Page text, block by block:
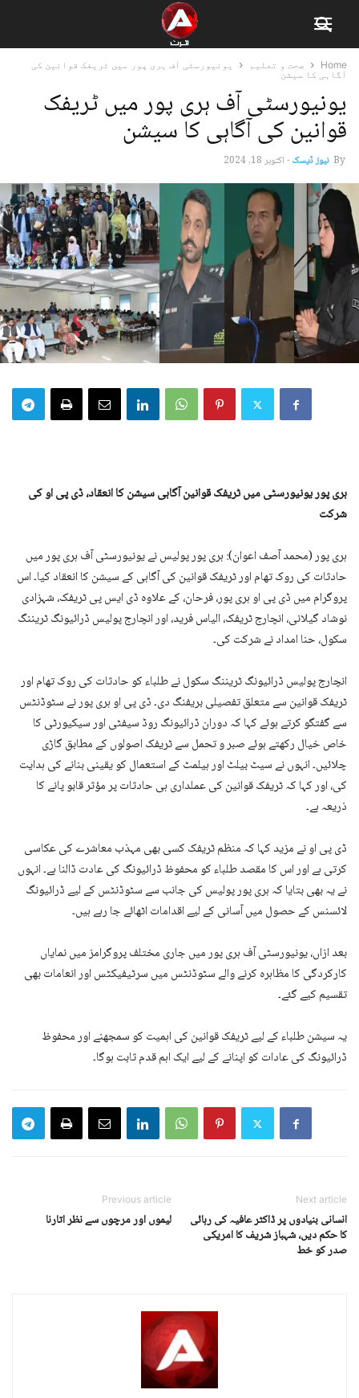
Home صحت و تعلیم
یونیورسٹی آف ہری پور میں ٹریفک قوانین کی
آگاہی کا سیشن
یونیورسٹی آف ہری پور میں ٹریفک
قوانین کی آگاہی کا سیشن
By نیوز ڈیسک-اکتوبر 18, 2024
ہری پور یونیورسٹی میں ٹریفک قوانین آگاہی سیشن کا انعقاد، ڈی پی او کی
شرکت
ہری پور (محمد آصف اعوان): ہری پور پولیس نے یونیورسٹی آف ہری پور میں
حادثات کی روک تھام اور ٹریفک قوانین کی آگاہی کے سیشن کا انعقاد کیا۔ اس
پروگرام میں ڈی پی او ہری پور، فرحان، کے علاوہ ڈی ایس پی ٹریفک، شہزادی
نوشاد گیلانی، انچارج ٹریفک، الیاس فرید، اور انچارج پولیس ڈرائیونگ ٹریننگ
سکول، حنا امداد نے شرکت کی۔
انچارج پولیس ڈرائیونگ ٹریننگ سکول نے طلباء کو حادثات کی روک تھام اور
ٹریفک قوانین سے متعلق تفصیلی بریفنگ دی۔ ڈی پی او ہری پور نے سٹوڈنٹس
سے گفتگو کرتے ہوئے کہا کہ دوران ڈرائیونگ روڈ سیفٹی اور سیکیورٹی کا
خاص خیال رکھتے ہوئے صبر و تحمل سے ٹریفک اصولوں کے مطابق گاڑی
چلائیں۔ انہوں نے سیٹ بیلٹ اور ہیلمٹ کے استعمال کو یقینی بنانے کی ہدایت
کی، اور کہا کہ ٹریفک قوانین کی عملداری ہی حادثات پر مؤثر قابو پانے کا
ذریعہ ہے۔
ڈی پی او نے مزید کہا کہ منظم ٹریفک کسی بھی مہذب معاشرے کی عکاسی
کرتی ہے اور اس کا مقصد طلباء کو محفوظ ڈرائیونگ کی عادت ڈالنا ہے۔ انہوں
نے یہ بھی بتایا کہ ہری پور پولیس کی جانب سے سٹوڈنٹس کے لیے ڈرائیونگ
لائسنس کے حصول میں آسانی کے لیے اقدامات اٹھائے جا رہے ہیں۔
بعد ازاں، یونیورسٹی آف ہری پور میں جاری مختلف پروگرامز میں نمایاں
کارکردگی کا مظاہرہ کرنے والے سٹوڈنٹس میں سرٹیفیکٹس اور انعامات بھی
تقسیم کیے گئے۔
یہ سیشن طلباء کے لیے ٹریفک قوانین کی اہمیت کو سمجھنے اور محفوظ
ڈرائیونگ کی عادات کو اپنانے کے لیے ایک اہم قدم ثابت ہوگا۔
Previous article
لیموں اور مرچوں سے نظر اتارنا
Next article
انسانی بنیادوں پر ڈاکٹر عافیہ کی رہائی
کا حکم دیں، شہباز شریف کا امریکی
صدر کو خط